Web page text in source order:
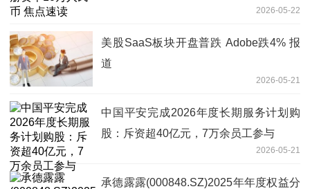
2026-05-22
美股SaaS板块开盘普跌 Adobe跌4% 报
道
2026-05-21
中国平安完成2026年度长期服务计划购
股：斥资超40亿元，7万余员工参与
2026-05-21
承德露露(000848.SZ)2025年年度权益分